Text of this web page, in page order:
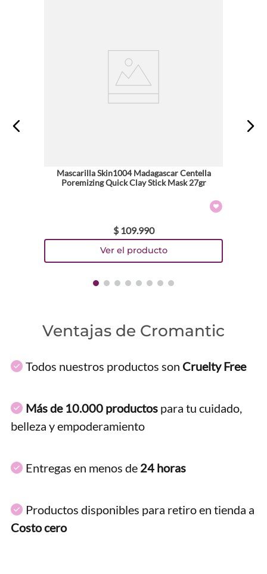
Mascarilla Skin1004 Madagascar Centella
Poremizing Quick Clay Stick Mask 27gr
$ 109.990
Ventajas de Cromantic
Todos nuestros productos son Cruelty Free
Más de 10.000 productos para tu cuidado,
belleza y empoderamiento
Entregas en menos de 24 horas
Productos disponibles para retiro en tienda a
Costo cero